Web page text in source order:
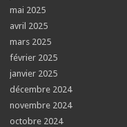
mai 2025
avril 2025
mars 2025
février 2025
janvier 2025
décembre 2024
novembre 2024
octobre 2024